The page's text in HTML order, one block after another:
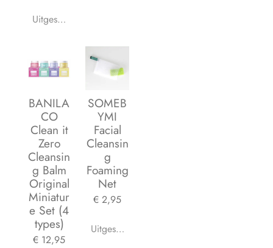
Uitgeschakeld
BANILA
CO
Clean it
Zero
Cleansin
g Balm
Original
Miniatur
e Set (4
types)
€ 12,95
SOMEB
YMI
Facial
Cleansin
g
Foaming
Net
€ 2,95
Uitgeschakeld